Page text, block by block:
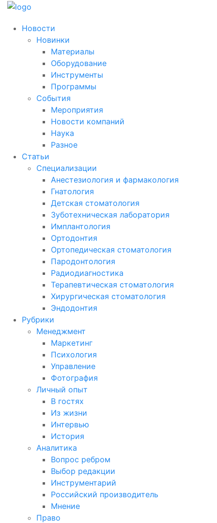
Новости
Новинки
Материалы
Оборудование
Инструменты
Программы
События
Мероприятия
Новости компаний
Наука
Разное
Статьи
Специализации
Анестезиология и фармакология
Гнатология
Детская стоматология
Зуботехническая лаборатория
Имплантология
Ортодонтия
Ортопедическая стоматология
Пародонтология
Радиодиагностика
Терапевтическая стоматология
Хирургическая стоматология
Эндодонтия
Рубрики
Менеджмент
Маркетинг
Психология
Управление
Фотография
Личный опыт
В гостях
Из жизни
Интервью
История
Аналитика
Вопрос ребром
Выбор редакции
Инструментарий
Российский производитель
Мнение
Право